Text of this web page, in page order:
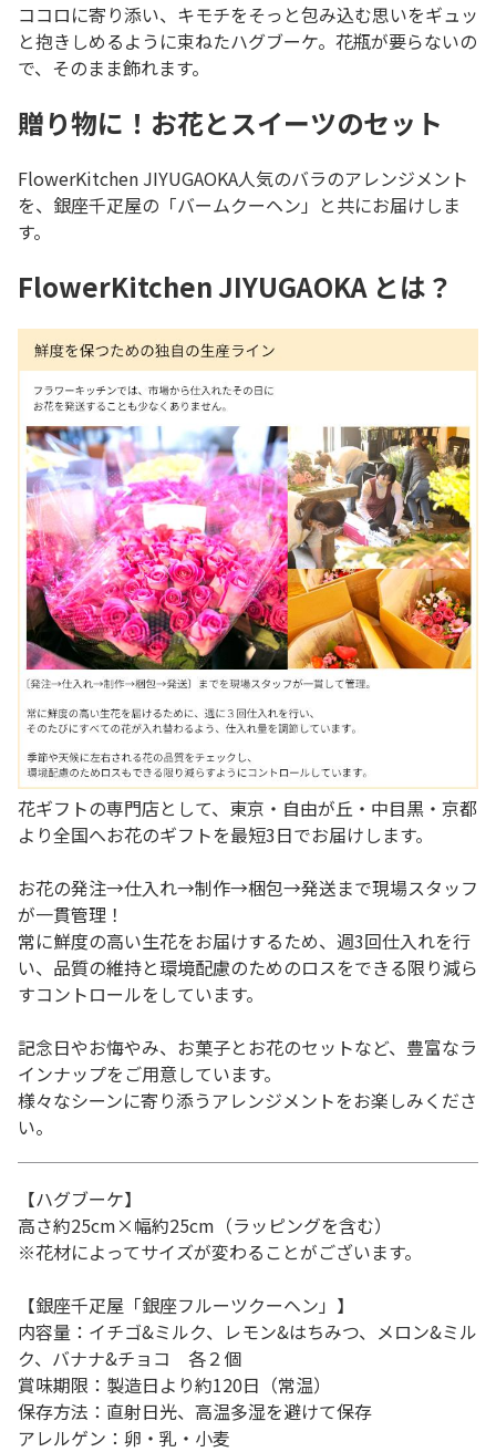
ココロに寄り添い、キモチをそっと包み込む思いをギュッ
と抱きしめるように束ねたハグブーケ。花瓶が要らないの
で、そのまま飾れます。
贈り物に！お花とスイーツのセット
FlowerKitchen JIYUGAOKA人気のバラのアレンジメント
を、銀座千疋屋の「バームクーヘン」と共にお届けしま
す。
FlowerKitchen JIYUGAOKA とは？
花ギフトの専門店として、東京・自由が丘・中目黒・京都
より全国へお花のギフトを最短3日でお届けします。
お花の発注→仕入れ→制作→梱包→発送まで現場スタッフ
が一貫管理！
常に鮮度の高い生花をお届けするため、週3回仕入れを行
い、品質の維持と環境配慮のためのロスをできる限り減ら
すコントロールをしています。
記念日やお悔やみ、お菓子とお花のセットなど、豊富なラ
インナップをご用意しています。
様々なシーンに寄り添うアレンジメントをお楽しみくださ
い。
【ハグブーケ】
高さ約25cm×幅約25cm（ラッピングを含む）
※花材によってサイズが変わることがございます。
【銀座千疋屋「銀座フルーツクーヘン」】
内容量：イチゴ&ミルク、レモン&はちみつ、メロン&ミル
ク、バナナ&チョコ 各２個
賞味期限：製造日より約120日（常温）
保存方法：直射日光、高温多湿を避けて保存
アレルゲン：卵・乳・小麦